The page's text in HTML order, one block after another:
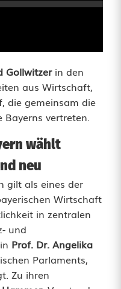
Gollwitzer in den
aus Wirtschaft,
die gemeinsam die
vertreten.
wählt
neu
gilt als eines der
Wirtschaft
in zentralen
und
Prof. Dr. Angelika
Parlaments,
Zu ihren